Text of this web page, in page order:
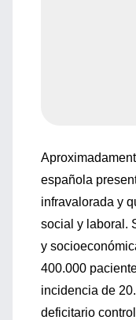
española
infravalorada y
social y laboral.
y
400.000
incidencia de
deficitario